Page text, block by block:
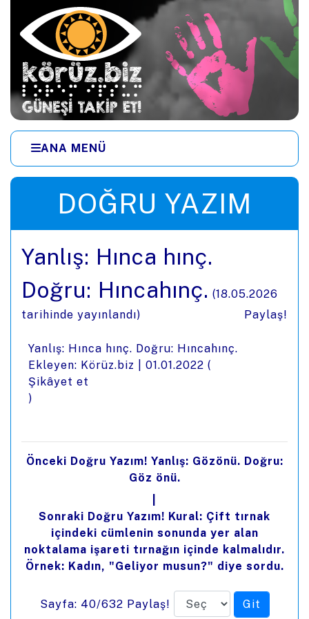
Ana içeriğe zıpla
ANA MENÜ
DOĞRU YAZIM
Yanlış: Hınca hınç.
Doğru: Hıncahınç. (18.05.2026
tarihinde yayınlandı)
Paylaş!
Yanlış: Hınca hınç. Doğru: Hıncahınç.
Ekleyen: Körüz.biz | 01.01.2022 (
Şikâyet et
)
Önceki Doğru Yazım! Yanlış: Gözönü. Doğru:
Göz önü.
Sonraki Doğru Yazım! Kural: Çift tırnak
içindeki cümlenin sonunda yer alan
noktalama işareti tırnağın içinde kalmalıdır.
Örnek: Kadın, "Geliyor musun?" diye sordu.
Sayfa: 40/632 Paylaş!
Menüye zıpla